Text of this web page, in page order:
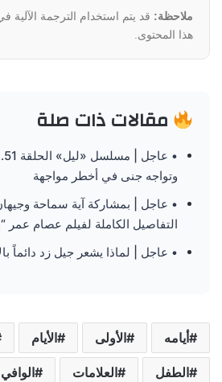
ملاحظة: قد يتم استخدام الترجمة الآلية
هذا المحتوى.
مقالات ذات صلة
وتواجه جنى في أخطر مواجهة
• عاجل | بمشاركة آية سماحة
التفاصيل الكاملة لفيلم عصام عمر
• عاجل | لماذا يشعر جيل زد دائماً
أيامه الأولى الأيام
الطفل العلامات الوافي